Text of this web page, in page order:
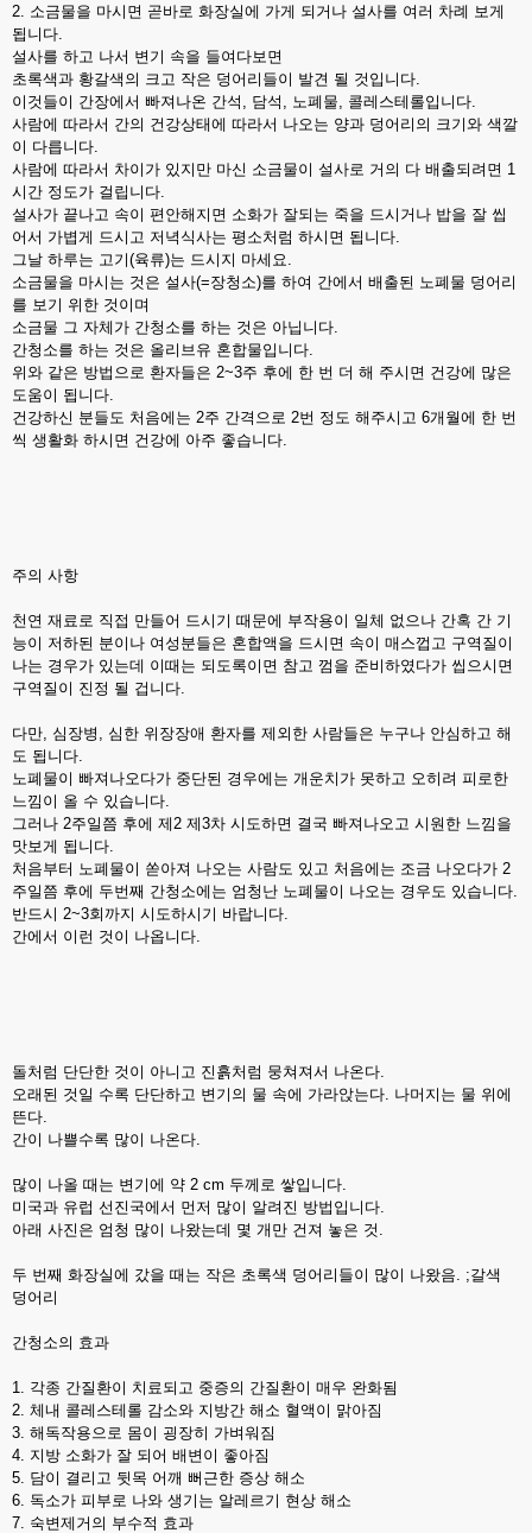
2. 소금물을 마시면 곧바로 화장실에 가게 되거나 설사를 여러 차례 보게
됩니다.
설사를 하고 나서 변기 속을 들여다보면
초록색과 황갈색의 크고 작은 덩어리들이 발견 될 것입니다.
이것들이 간장에서 빠져나온 간석, 담석, 노폐물, 콜레스테롤입니다.
사람에 따라서 간의 건강상태에 따라서 나오는 양과 덩어리의 크기와 색깔
이 다릅니다.
사람에 따라서 차이가 있지만 마신 소금물이 설사로 거의 다 배출되려면 1
시간 정도가 걸립니다.
설사가 끝나고 속이 편안해지면 소화가 잘되는 죽을 드시거나 밥을 잘 씹
어서 가볍게 드시고 저녁식사는 평소처럼 하시면 됩니다.
그날 하루는 고기(육류)는 드시지 마세요.
소금물을 마시는 것은 설사(=장청소)를 하여 간에서 배출된 노폐물 덩어리
를 보기 위한 것이며
소금물 그 자체가 간청소를 하는 것은 아닙니다.
간청소를 하는 것은 올리브유 혼합물입니다.
위와 같은 방법으로 환자들은 2~3주 후에 한 번 더 해 주시면 건강에 많은
도움이 됩니다.
건강하신 분들도 처음에는 2주 간격으로 2번 정도 해주시고 6개월에 한 번
씩 생활화 하시면 건강에 아주 좋습니다.
주의 사항
천연 재료로 직접 만들어 드시기 때문에 부작용이 일체 없으나 간혹 간 기
능이 저하된 분이나 여성분들은 혼합액을 드시면 속이 매스껍고 구역질이
나는 경우가 있는데 이때는 되도록이면 참고 껌을 준비하였다가 씹으시면
구역질이 진정 될 겁니다.
다만, 심장병, 심한 위장장애 환자를 제외한 사람들은 누구나 안심하고 해
도 됩니다.
노폐물이 빠져나오다가 중단된 경우에는 개운치가 못하고 오히려 피로한
느낌이 올 수 있습니다.
그러나 2주일쯤 후에 제2 제3차 시도하면 결국 빠져나오고 시원한 느낌을
맛보게 됩니다.
처음부터 노폐물이 쏟아져 나오는 사람도 있고 처음에는 조금 나오다가 2
주일쯤 후에 두번째 간청소에는 엄청난 노폐물이 나오는 경우도 있습니다.
반드시 2~3회까지 시도하시기 바랍니다.
간에서 이런 것이 나옵니다.
돌처럼 단단한 것이 아니고 진흙처럼 뭉쳐져서 나온다.
오래된 것일 수록 단단하고 변기의 물 속에 가라앉는다. 나머지는 물 위에
뜬다.
간이 나쁠수록 많이 나온다.
많이 나올 때는 변기에 약 2 cm 두께로 쌓입니다.
미국과 유럽 선진국에서 먼저 많이 알려진 방법입니다.
아래 사진은 엄청 많이 나왔는데 몇 개만 건져 놓은 것.
두 번째 화장실에 갔을 때는 작은 초록색 덩어리들이 많이 나왔음. ;갈색
덩어리
간청소의 효과
1. 각종 간질환이 치료되고 중증의 간질환이 매우 완화됨
2. 체내 콜레스테롤 감소와 지방간 해소 혈액이 맑아짐
3. 해독작용으로 몸이 굉장히 가벼워짐
4. 지방 소화가 잘 되어 배변이 좋아짐
5. 담이 결리고 뒷목 어깨 뻐근한 증상 해소
6. 독소가 피부로 나와 생기는 알레르기 현상 해소
7. 숙변제거의 부수적 효과